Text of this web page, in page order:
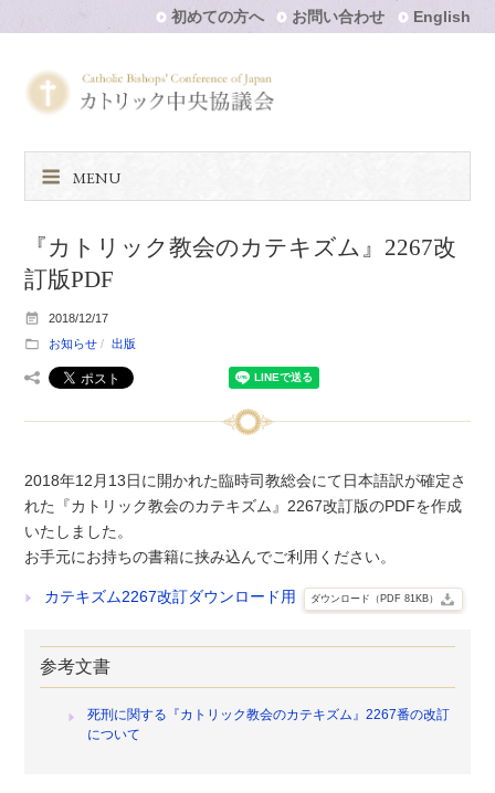
初めての方へ お問い合わせ English
MENU
『カトリック教会のカテキズム』2267改
訂版PDF
2018/12/17
お知らせ
出版
2018年12月13日に開かれた臨時司教総会にて日本語訳が確定さ
れた『カトリック教会のカテキズム』2267改訂版のPDFを作成
いたしました。
お手元にお持ちの書籍に挟み込んでご利用ください。
カテキズム2267改訂ダウンロード用 ダウンロード（PDF 81KB）
参考文書
死刑に関する『カトリック教会のカテキズム』2267番の改訂
について